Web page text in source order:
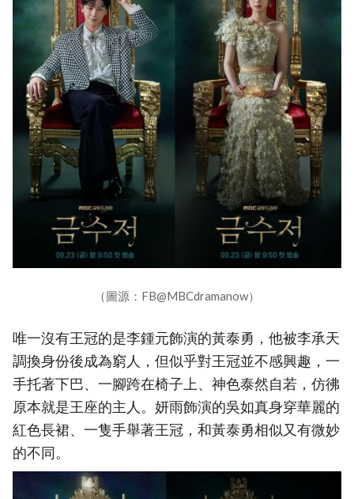
（圖源：FB@MBCdramanow）
唯一沒有王冠的是李鍾元飾演的黃泰勇，他被李承天
調換身份後成為窮人，但似乎對王冠並不感興趣，一
手托著下巴、一腳跨在椅子上、神色泰然自若，仿彿
原本就是王座的主人。妍雨飾演的吳如真身穿華麗的
紅色長裙、一隻手舉著王冠，和黃泰勇相似又有微妙
的不同。